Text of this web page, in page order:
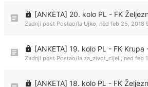
[ANKETA] 20. kolo PL - FK
Zadnji post Postao/la Ujko, ned feb 25, 2018
[ANKETA] 19. kolo PL - FK Krupa
Zadnji post Postao/la za_zivot_cijeli, ned feb
[ANKETA] 18. kolo PL - FK